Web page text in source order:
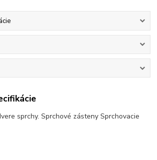
sprchy. Sprchové zásteny Sprchovacie